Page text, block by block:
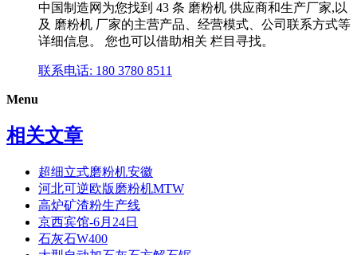
中国制造网为您找到 43 条 磨粉机 供应商和生产厂家,以
及 磨粉机 厂家的主营产品、经营模式、公司联系方式等
详细信息。 您也可以借助相关 栏目寻找。
联系电话: 180 3780 8511
Menu
相关文章
超细立式磨粉机安徽
河北可逆欧版磨粉机MTW
高炉矿渣粉生产线
京西宾馆-6月24日
石灰石W400